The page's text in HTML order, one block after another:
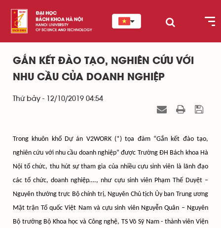
GẮN KẾT ĐÀO TẠO, NGHIÊN CỨU VỚI
NHU CẦU CỦA DOANH NGHIỆP
Thứ bảy - 12/10/2019 04:54
Trong khuôn khổ Dự án V2WORK (*) tọa đàm “Gắn kết đào tạo,
nghiên cứu với nhu cầu doanh nghiệp” được Trường ĐH Bách khoa Hà
Nội tổ chức, thu hút sự tham gia của nhiều cựu sinh viên là lãnh đạo
các tổ chức, doanh nghiệp…., như cựu sinh viên Phạm Thế Duyệt –
Nguyên thường trực Bộ chính trị, Nguyên Chủ tịch Ủy ban Trung ương
Mặt trận Tổ quốc Việt Nam và cựu sinh viên Nguyễn Quân – Nguyên
Bộ trưởng Bộ Khoa học và Công nghệ, TS Võ Sỹ Nam - thành viên Viện